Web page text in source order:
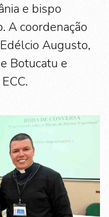
e bispo
A coordenação
Augusto,
Botucatu e